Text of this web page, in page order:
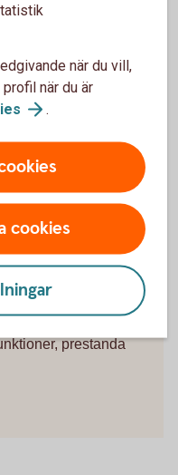
så hjälper vi dig.
prestanda
när du vill,
när du är
.
cookies